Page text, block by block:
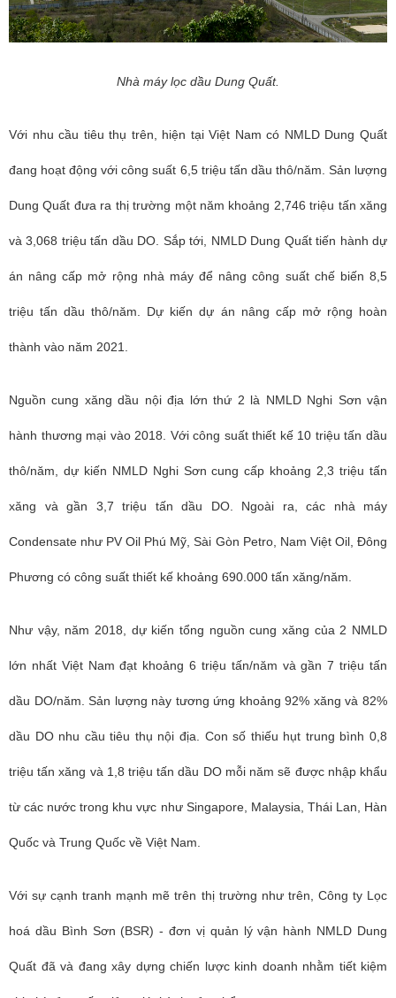
Nhà máy lọc dầu Dung Quất.
Với nhu cầu tiêu thụ trên, hiện tại Việt Nam có NMLD Dung Quất
đang hoạt động với công suất 6,5 triệu tấn dầu thô/năm. Sản lượng
Dung Quất đưa ra thị trường một năm khoảng 2,746 triệu tấn xăng
và 3,068 triệu tấn dầu DO. Sắp tới, NMLD Dung Quất tiến hành dự
án nâng cấp mở rộng nhà máy để nâng công suất chế biến 8,5
triệu tấn dầu thô/năm. Dự kiến dự án nâng cấp mở rộng hoàn
thành vào năm 2021.
Nguồn cung xăng dầu nội địa lớn thứ 2 là NMLD Nghi Sơn vận
hành thương mại vào 2018. Với công suất thiết kế 10 triệu tấn dầu
thô/năm, dự kiến NMLD Nghi Sơn cung cấp khoảng 2,3 triệu tấn
xăng và gần 3,7 triệu tấn dầu DO. Ngoài ra, các nhà máy
Condensate như PV Oil Phú Mỹ, Sài Gòn Petro, Nam Việt Oil, Đông
Phương có công suất thiết kế khoảng 690.000 tấn xăng/năm.
Như vậy, năm 2018, dự kiến tổng nguồn cung xăng của 2 NMLD
lớn nhất Việt Nam đạt khoảng 6 triệu tấn/năm và gần 7 triệu tấn
dầu DO/năm. Sản lượng này tương ứng khoảng 92% xăng và 82%
dầu DO nhu cầu tiêu thụ nội địa. Con số thiếu hụt trung bình 0,8
triệu tấn xăng và 1,8 triệu tấn dầu DO mỗi năm sẽ được nhập khẩu
từ các nước trong khu vực như Singapore, Malaysia, Thái Lan, Hàn
Quốc và Trung Quốc về Việt Nam.
Với sự cạnh tranh mạnh mẽ trên thị trường như trên, Công ty Lọc
hoá dầu Bình Sơn (BSR) - đơn vị quản lý vận hành NMLD Dung
Quất đã và đang xây dựng chiến lược kinh doanh nhằm tiết kiệm